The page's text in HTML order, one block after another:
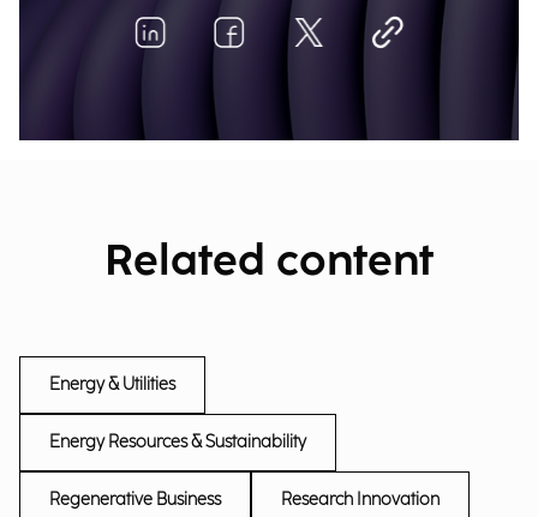
Related content
Energy & Utilities
Energy Resources & Sustainability
Regenerative Business Research Innovation